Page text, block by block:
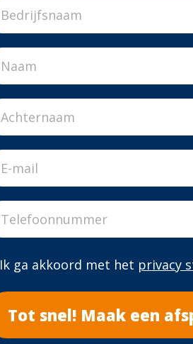
Ik ga akkoord met het privacy
Tot snel! Maak een